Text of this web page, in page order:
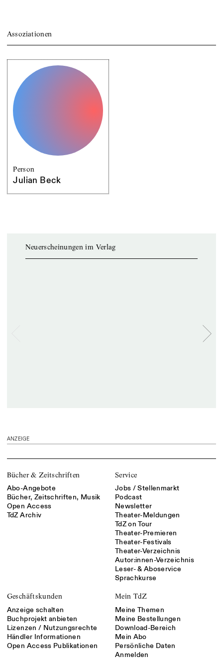
Assoziationen
Person
Julian Beck
Neuerscheinungen im Verlag
ANZEIGE
Bücher & Zeitschriften
Abo-Angebote
Bücher, Zeitschriften, Musik
Open Access
TdZ Archiv
Service
Jobs / Stellenmarkt
Podcast
Newsletter
Theater-Meldungen
TdZ on Tour
Theater-Premieren
Theater-Festivals
Theater-Verzeichnis
Autor:innen-Verzeichnis
Leser- & Aboservice
Sprachkurse
Geschäftskunden
Anzeige schalten
Buchprojekt anbieten
Lizenzen / Nutzungsrechte
Händler Informationen
Open Access Publikationen
Mein TdZ
Meine Themen
Meine Bestellungen
Download-Bereich
Mein Abo
Persönliche Daten
Anmelden